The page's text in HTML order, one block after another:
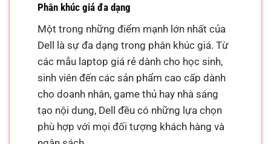
Phân khúc giá đa dạng
Một trong những điểm mạnh lớn nhất của
Dell là sự đa dạng trong phân khúc giá. Từ
các mẫu laptop giá rẻ dành cho học sinh,
sinh viên đến các sản phẩm cao cấp dành
cho doanh nhân, game thủ hay nhà sáng
tạo nội dung, Dell đều có những lựa chọn
phù hợp với mọi đối tượng khách hàng và